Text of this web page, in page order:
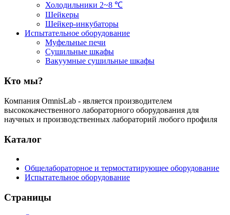
Холодильники 2~8 ℃
Шейкеры
Шейкер-инкубаторы
Испытательное оборудование
Муфельные печи
Сушильные шкафы
Вакуумные сушильные шкафы
Кто мы?
Компания OmnisLab - является производителем
высококачественного лабораторного оборудования для
научных и производственных лабораторий любого профиля
Каталог
Общелабораторное и термостатирующее оборудование
Испытательное оборудование
Страницы